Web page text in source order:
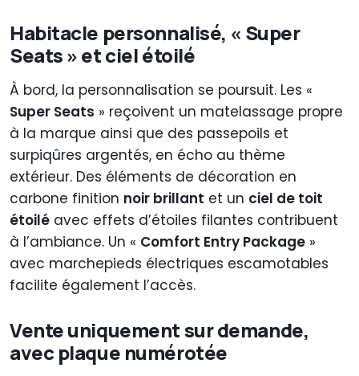
Habitacle personnalisé, « Super
Seats » et ciel étoilé
À bord, la personnalisation se poursuit. Les «
Super Seats » reçoivent un matelassage propre
à la marque ainsi que des passepoils et
surpiqûres argentés, en écho au thème
extérieur. Des éléments de décoration en
carbone finition noir brillant et un ciel de toit
étoilé avec effets d’étoiles filantes contribuent
à l’ambiance. Un « Comfort Entry Package »
avec marchepieds électriques escamotables
facilite également l’accès.
Vente uniquement sur demande,
avec plaque numérotée